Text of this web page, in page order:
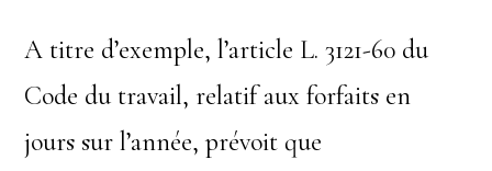
A titre d’exemple, l’article L. 3121-60 du
Code du travail, relatif aux forfaits en
jours sur l’année, prévoit que